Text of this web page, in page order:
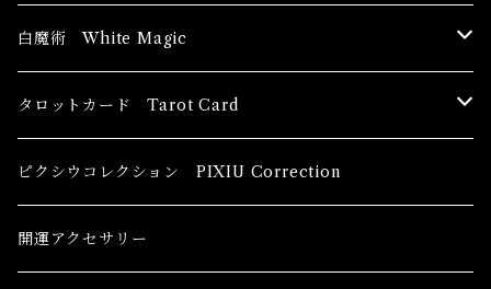
ブッダ Buddha
恋愛運
健康運 Health
金運 Money
白魔術 White Magic
香油 Oils
恋愛 Love
金運 Money
キャンドル Candles
恋愛 Love
線香 Stick Incense
タロットカード Tarot Card
初心者向け For The Beginners
中級者向け
ピクシウコレクション PIXIU Correction
開運アクセサリー